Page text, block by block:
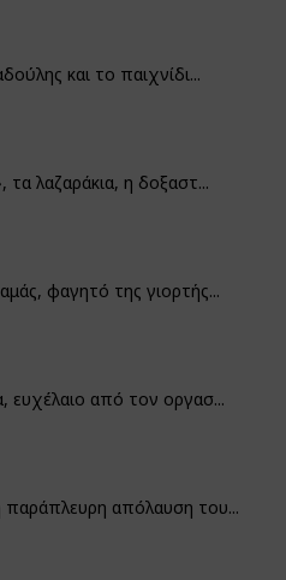
και το παιχνίδι...
τα λαζαράκια, η δοξαστ...
φαγητό της γιορτής...
ευχέλαιο από τον οργασ...
απόλαυση του...